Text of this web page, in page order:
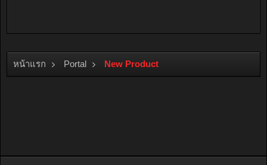
หน้าแรก Portal New Product